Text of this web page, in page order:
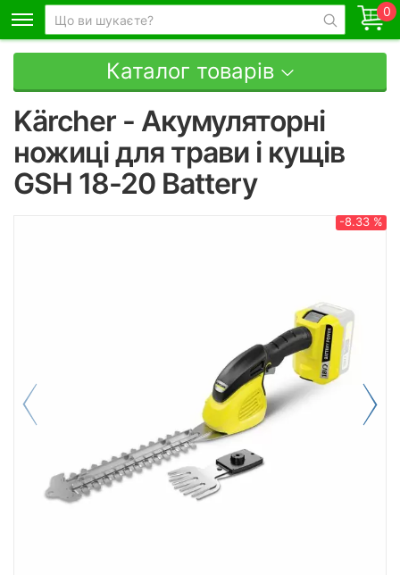
0
Каталог товарів
Kärcher - Акумуляторні
ножиці для трави і кущів
GSH 18-20 Battery
-8.33 %